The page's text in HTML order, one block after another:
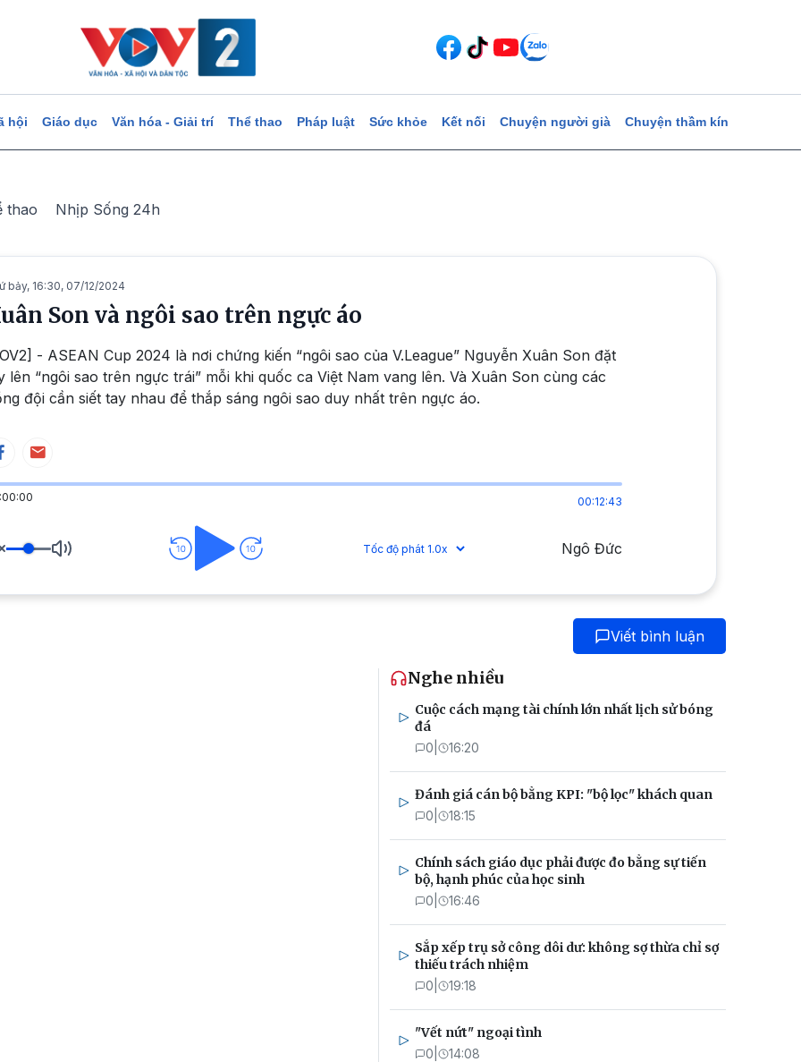
hội Giáo dục Văn hóa - Giải trí Thể thao Pháp luật Sức khỏe Kết nối Chuyện người già Chuyện thầm kín
thao Nhịp Sống 24h
bảy, 16:30, 07/12/2024
Son và ngôi sao trên ngực áo
- ASEAN Cup 2024 là nơi chứng kiến “ngôi sao của V.League” Nguyễn Xuân Son đặt
lên “ngôi sao trên ngực trái” mỗi khi quốc ca Việt Nam vang lên. Và Xuân Son cùng các
đội cần siết tay nhau để thắp sáng ngôi sao duy nhất trên ngực áo.
00:12:43
Ngô Đức
Viết bình luận
Nghe nhiều
Cuộc cách mạng tài chính lớn nhất lịch sử bóng
đá
0 16:20
Đánh giá cán bộ bằng KPI: "bộ lọc" khách quan
0 18:15
Chính sách giáo dục phải được đo bằng sự tiến
bộ, hạnh phúc của học sinh
0 16:46
Sắp xếp trụ sở công dôi dư: không sợ thừa chỉ sợ
thiếu trách nhiệm
0 19:18
"Vết nứt" ngoại tình
0 14:08